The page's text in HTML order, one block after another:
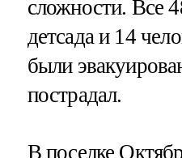
сложности. Все
детсада и 14
были
пострадал.
В поселке